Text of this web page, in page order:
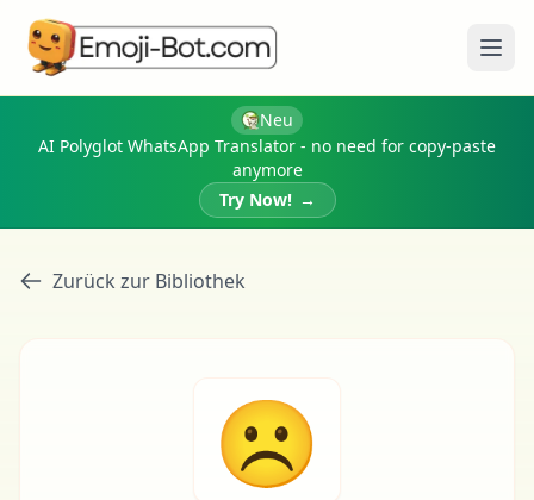
Neu
AI Polyglot WhatsApp Translator - no need for copy-paste
anymore
Try Now! →
Zurück zur Bibliothek
☹